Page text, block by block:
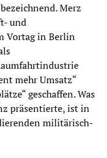
Merz
und
Vortag in Berlin
mehr Umsatz“
geschaffen. Was
präsentierte, ist in
militärisch-